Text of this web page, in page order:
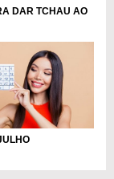
DAR TCHAU AO